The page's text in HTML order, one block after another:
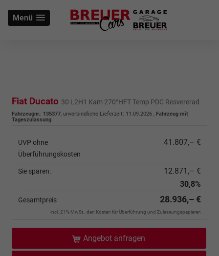
Menü
Fiat Ducato 30 L2H1 Kam 270°HFT Temp PDC Resvererad
Fahrzeugnr.: 135377, unverbindliche Lieferzeit: 11.09.2026 , Fahrzeug mit
Tageszulassung
UVP ohne
Überführungskosten
41.807,– €
Sie sparen:
12.871,– €
30,8%
Gesamtpreis 28.936,– €
incl. 21% MwSt., den Kosten für Überführung und Zulassungspapieren
Angebot anfragen